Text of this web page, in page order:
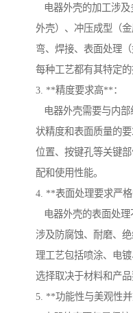
电器外壳的加工涉及
外壳）、冲压成型（
弯、焊接、表面处理
每种工艺都有其特定的
3. **精度要求高**：
电器外壳需要与内部
状精度和表面质量的
位置、按键孔等关键
配和使用性能。
4. **表面处理要求严格
电器外壳的表面处理
涉及防腐蚀、耐磨、
理工艺包括喷涂、电
选择取决于材料和产品
5. **功能性与美观性并